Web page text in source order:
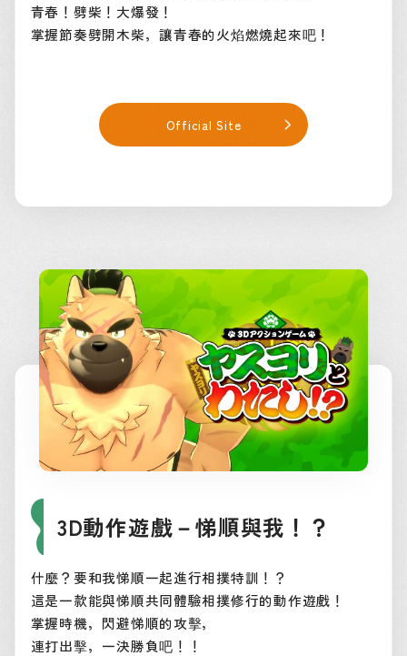
青春！劈柴！大爆發！
掌握節奏劈開木柴，讓青春的火焰燃燒起來吧！
Official Site
3D動作遊戲－悌順與我！？
什麼？要和我悌順一起進行相撲特訓！？
這是一款能與悌順共同體驗相撲修行的動作遊戲！
掌握時機，閃避悌順的攻擊，
連打出擊，一決勝負吧！！